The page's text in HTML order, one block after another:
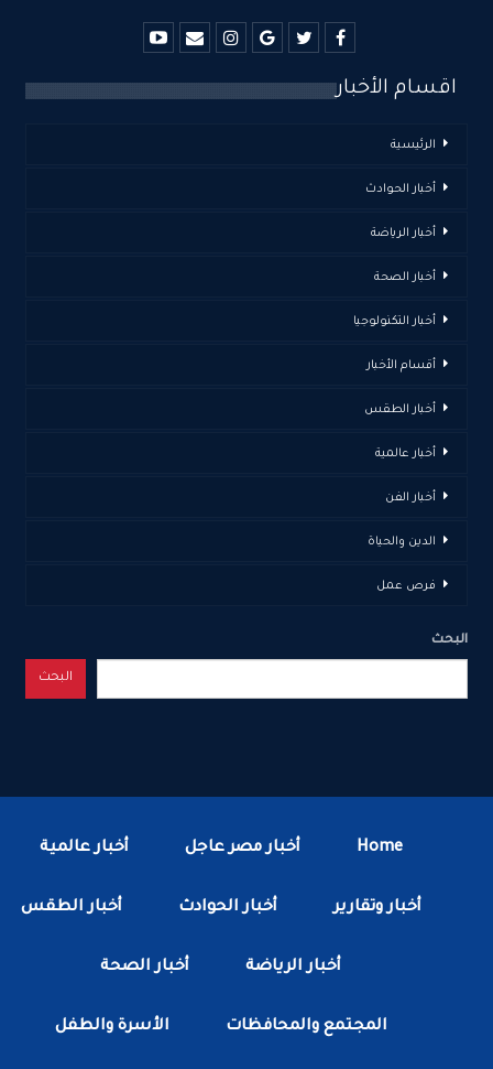
اقسام الأخبار
الرئيسية
أخبار الحوادث
أخبار الرياضة
أخبار الصحة
أخبار التكنولوجيا
أقسام الأخبار
أخبار الطقس
أخبار عالمية
أخبار الفن
الدين والحياة
فرص عمل
البحث
البحث
Home أخبار مصر عاجل أخبار عالمية
أخبار وتقارير أخبار الحوادث أخبار الطقس
أخبار الرياضة أخبار الصحة
المجتمع والمحافظات الأسرة والطفل